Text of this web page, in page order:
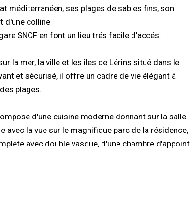
méditerranéen, ses plages de sables fins, son
d'une colline
SNCF en font un lieu trés facile d'accés.
la mer, la ville et les îles de Lérins situé dans le
et sécurisé, il offre un cadre de vie élégant à
plages.
d'une cuisine moderne donnant sur la salle
avec la vue sur le magnifique parc de la résidence,
avec double vasque, d'une chambre d'appoint